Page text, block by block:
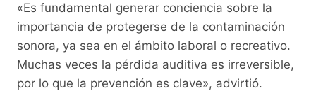
«Es fundamental generar conciencia sobre la
importancia de protegerse de la contaminación
sonora, ya sea en el ámbito laboral o recreativo.
Muchas veces la pérdida auditiva es irreversible,
por lo que la prevención es clave», advirtió.